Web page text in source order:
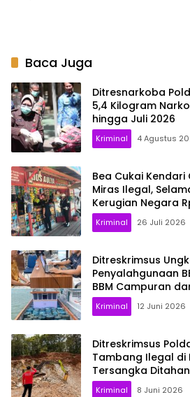
Baca Juga
Ditresnarkoba
5,4 Kilogram
hingga Juli 2026
Kriminal 4 Agustus
Bea Cukai
Miras Ilegal,
Kerugian Negara
Kriminal 26 Juli 2026
Ditreskrimsus
Penyalahgunaan BBM
BBM Campuran
Berhasil Diamankan
Kriminal 12 Juni 2026
Ditreskrimsus
Tambang Ilegal di
Tersangka Ditahan
Kriminal 8 Juni 2026